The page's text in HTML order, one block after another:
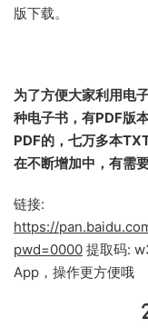
版下载。
为了方便大家利用电
种电子书，有PDF版
PDF的，七万多本
在不断增加中，有需
链接:
https://
pwd=0000 提取码:
App，操作更方便哦